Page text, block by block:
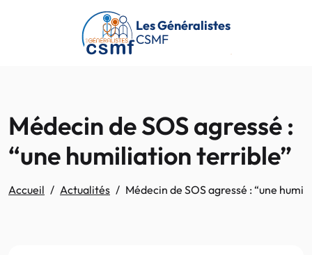
Passer au contenu principal
Les Généralistes
CSMF
Médecin de SOS agressé :
“une humiliation terrible”
Accueil Actualités Médecin de SOS agressé : “une